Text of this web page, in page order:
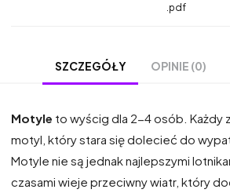
.pdf
SZCZEGÓŁY OPINIE (0)
Motyle to wyścig dla 2-4 osób. Każdy
motyl, który stara się dolecieć do
Motyle nie są jednak najlepszymi
czasami wieje przeciwny wiatr, który